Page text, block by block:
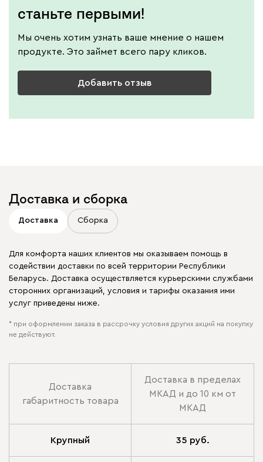
станьте первыми!
Мы очень хотим узнать ваше мнение о нашем
продукте. Это займет всего пару кликов.
Добавить отзыв
Доставка и сборка
Доставка Сборка
Для комфорта наших клиентов мы оказываем помощь в
содействии доставки по всей территории Республики
Беларусь. Доставка осуществляется курьерскими службами
сторонних организаций, условия и тарифы оказания ими
услуг приведены ниже.
* при оформлении заказа в рассрочку условия других акций на покупку
не действуют.
Доставка
габаритность товара
Доставка в пределах
МКАД и до 10 км от
МКАД
Крупный 35 руб.